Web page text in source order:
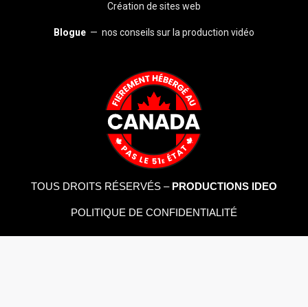
Création de sites web
Blogue — nos conseils sur la production vidéo
TOUS DROITS RÉSERVÉS – PRODUCTIONS IDEO
POLITIQUE DE CONFIDENTIALITÉ